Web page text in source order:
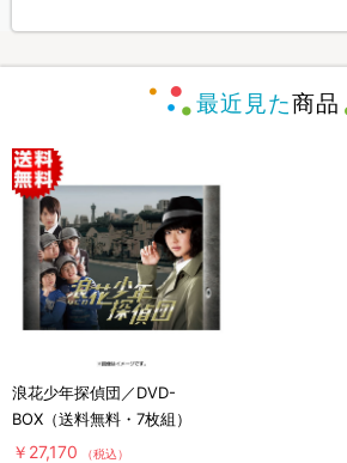
最近見た商品
浪花少年探偵団／DVD-
BOX（送料無料・7枚組）
￥27,170 （税込）